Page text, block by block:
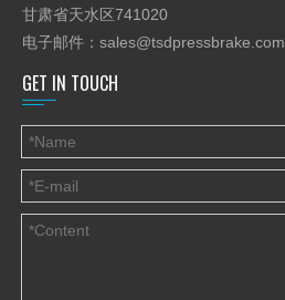
以最低的成本提供服务。
甘肃省天水区741020
电子邮件： sales@tsdpressbrake.com
GET IN TOUCH